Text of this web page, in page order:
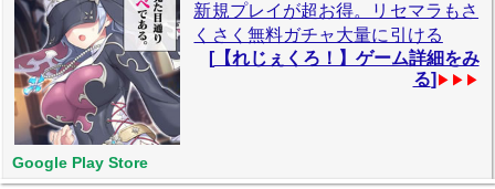
新規プレイが超お得。リセマラもさ
くさく無料ガチャ大量に引ける
[【れじぇくろ！】ゲーム詳細をみ
る] ▶▶▶
Google Play Store